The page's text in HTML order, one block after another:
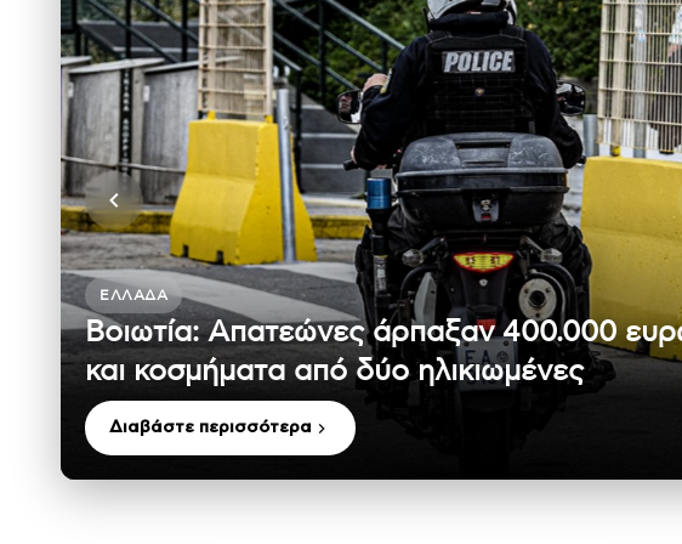
ΕΛΛΆΔΑ
Βοιωτία: Απατεώνες άρπαξαν 400.000
και κοσμήματα από δύο ηλικιωμένες
Διαβάστε περισσότερα